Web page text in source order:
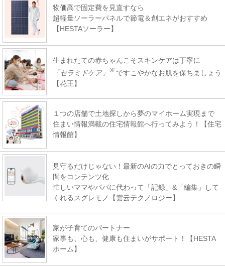
物価高で固定費を見直すなら
超軽量ソーラーパネルで節電＆創エネがおすすめ
【HESTAソーラー】
生まれたての赤ちゃんこそスキンケアは丁寧に
「セラミドケア」
※ ですこやかなお肌を保ちましょう
【花王】
１つの店舗で土地探しから夢のマイホーム実現まで
住まい情報満載の住宅情報館へ行ってみよう！【住宅
情報館】
見守るだけじゃない！最新のAIの力でとっておきの瞬
間をコンテンツ化
忙しいママやパパに代わって「記録」&「編集」して
くれるスグレモノ【雲云テクノロジー】
家が子育てのパートナー
家事も、心も、健康も住まいがサポート！【HESTA
ホーム】